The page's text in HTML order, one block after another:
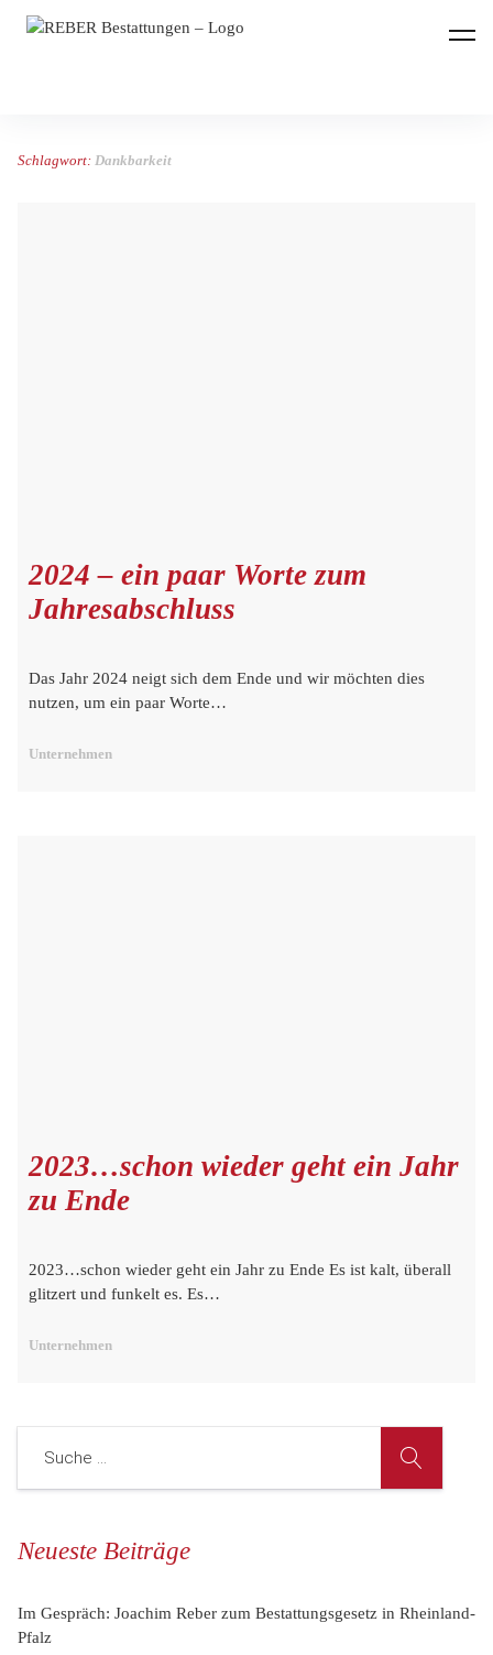
REBER Bestattungen
Schlagwort: Dankbarkeit
2024 – ein paar Worte zum
Jahresabschluss
Das Jahr 2024 neigt sich dem Ende und wir möchten dies
nutzen, um ein paar Worte…
Unternehmen
2023…schon wieder geht ein Jahr
zu Ende
2023…schon wieder geht ein Jahr zu Ende Es ist kalt, überall
glitzert und funkelt es. Es…
Unternehmen
Neueste Beiträge
Im Gespräch: Joachim Reber zum Bestattungsgesetz in Rheinland-
Pfalz